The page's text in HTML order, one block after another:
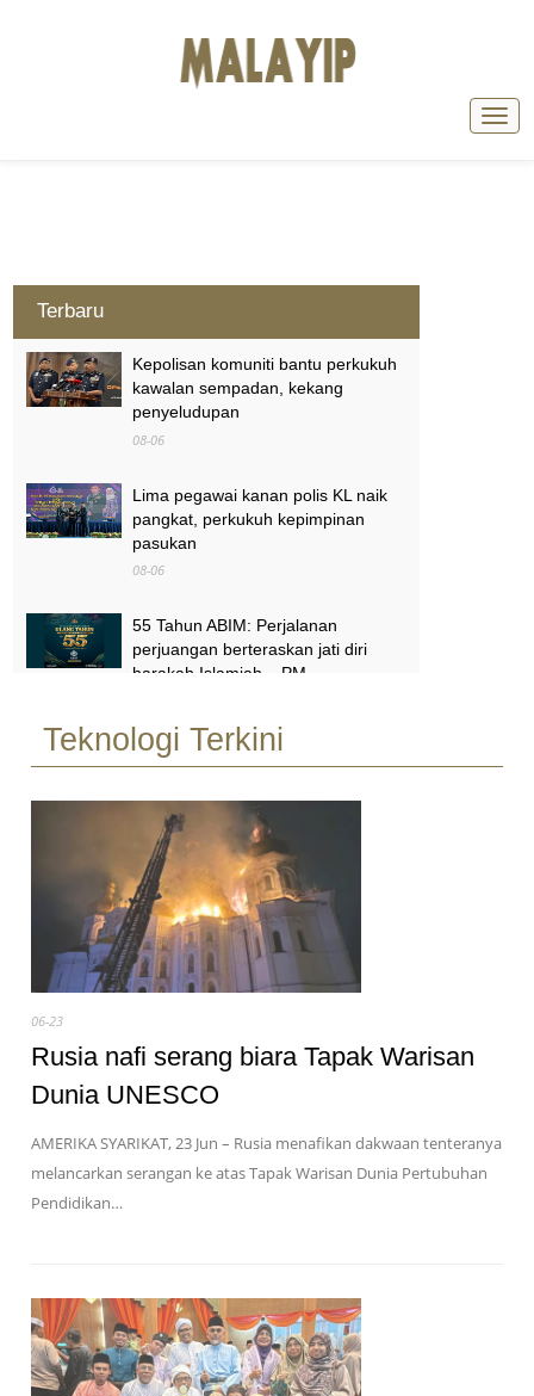
Terbaru
Kepolisan komuniti bantu perkukuh
kawalan sempadan, kekang
penyeludupan
08-06
Lima pegawai kanan polis KL naik
pangkat, perkukuh kepimpinan
pasukan
08-06
55 Tahun ABIM: Perjalanan
perjuangan berteraskan jati diri
harakah Islamiah – PM
Satu daerah, satu Tabika Tunas
Zahid
08-06
Teknologi Terkini
06-23
Rusia nafi serang biara Tapak Warisan
Dunia UNESCO
AMERIKA SYARIKAT, 23 Jun – Rusia menafikan dakwaan tenteranya
melancarkan serangan ke atas Tapak Warisan Dunia Pertubuhan
Pendidikan…